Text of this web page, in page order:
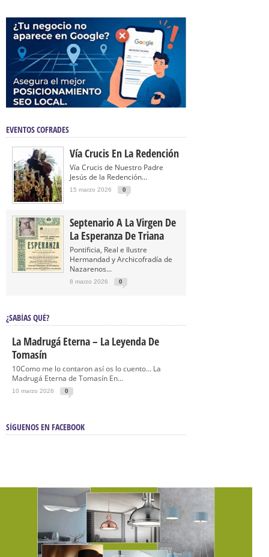
EVENTOS COFRADES
Vía Crucis En La Redención
Vía Crucis de Nuestro Padre
Jesús de la Redención...
15 marzo 2026 0
Septenario A La Virgen De
La Esperanza De Triana
Pontificia, Real e Ilustre
Hermandad y Archicofradía de
Nazarenos...
8 marzo 2026 0
¿SABÍAS QUÉ?
La Madrugá Eterna – La Leyenda De
Tomasín
10Como me lo contaron así os lo cuento… La
Madrugá Eterna de Tomasín En...
10 marzo 2026 0
SÍGUENOS EN FACEBOOK